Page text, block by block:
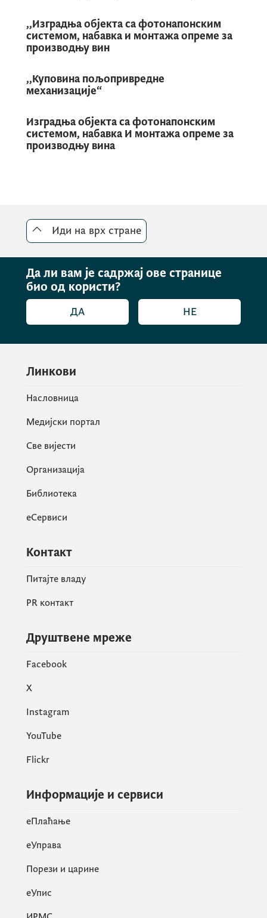
,,Изградња објекта са фотонапонским
системом, набавка и монтажа опреме за
производњу вин
,,Куповина пољопривредне
механизације“
Изградња објекта са фотонапонским
системом, набавка И монтажа опреме за
производњу вина
Иди на врх стране
Да ли вам је садржај ове странице
био од користи?
ДА НЕ
Линкови
Насловница
Медијски портал
Све вијести
Организација
Библиотека
еСервиси
Контакт
Питајте владу
PR контакт
Друштвене мреже
Facebook
X
Instagram
YouTube
Flickr
Информације и сервиси
eПлаћање
еУправа
Порези и царине
eУпис